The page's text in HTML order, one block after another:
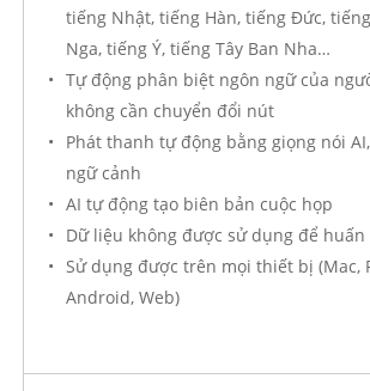
tiếng Nhật, tiếng Hàn, tiếng Đức,
Nga, tiếng Ý, tiếng Tây Ban Nha…
Tự động phân biệt ngôn ngữ của
không cần chuyển đổi nút
Phát thanh tự động bằng giọng nói
ngữ cảnh
AI tự động tạo biên bản cuộc họp
Dữ liệu không được sử dụng để huấn
Sử dụng được trên mọi thiết bị (Mac,
Android, Web)